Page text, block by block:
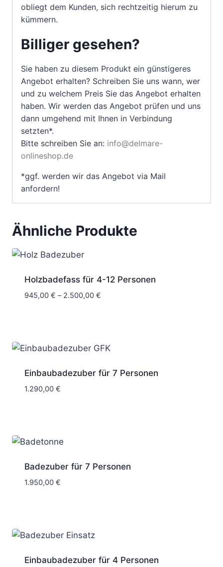
obliegt dem Kunden, sich rechtzeitig hierum zu
kümmern.
Billiger gesehen?
Sie haben zu diesem Produkt ein günstigeres
Angebot erhalten? Schreiben Sie uns wann, wer
und zu welchem Preis Sie das Angebot erhalten
haben. Wir werden das Angebot prüfen und uns
dann umgehend mit Ihnen in Verbindung
setzten*.
Bitte schreiben Sie an: info@delmare-
onlineshop.de
*ggf. werden wir das Angebot via Mail
anfordern!
Ähnliche Produkte
Holzbadefass für 4-12 Personen
945,00 € – 2.500,00 €
Einbaubadezuber für 7 Personen
1.290,00 €
Badezuber für 7 Personen
1.950,00 €
Einbaubadezuber für 4 Personen